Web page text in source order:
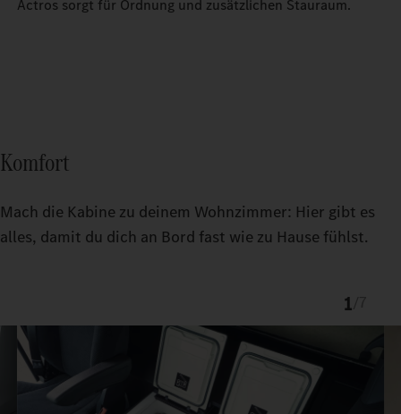
Actros sorgt für Ordnung und zusätzlichen Stauraum.
Komfort
Mach die Kabine zu deinem Wohnzimmer: Hier gibt es
alles, damit du dich an Bord fast wie zu Hause fühlst.
1